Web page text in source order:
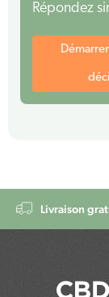
Répondez
Livraison